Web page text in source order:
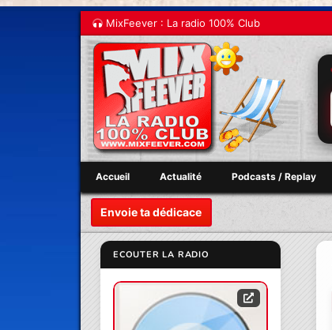
MixFeever : La radio 100% Club
Accueil Actualité Podcasts / Replay
Envoie ta dédicace
ECOUTER LA RADIO